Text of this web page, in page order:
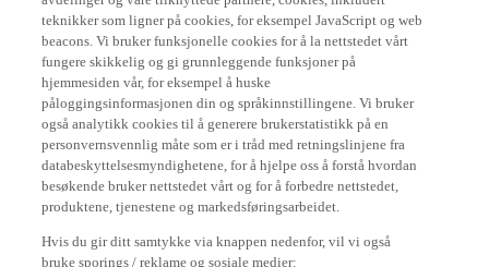
teknikker som ligner på cookies, for eksempel JavaScript og web
beacons. Vi bruker funksjonelle cookies for å la nettstedet vårt
fungere skikkelig og gi grunnleggende funksjoner på
hjemmesiden vår, for eksempel å huske
påloggingsinformasjonen din og språkinnstillingene. Vi bruker
også analytikk cookies til å generere brukerstatistikk på en
personvernsvennlig måte som er i tråd med retningslinjene fra
databeskyttelsesmyndighetene, for å hjelpe oss å forstå hvordan
besøkende bruker nettstedet vårt og for å forbedre nettstedet,
produktene, tjenestene og markedsføringsarbeidet.
bruke sporings / reklame og sosiale medier: